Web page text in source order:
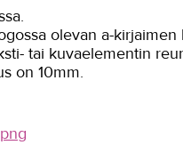
olevan a-
tai kuvaelementin
on 10mm.